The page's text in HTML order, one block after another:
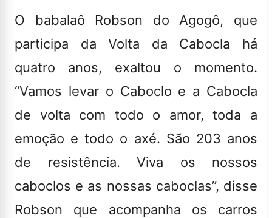
O babalaô Robson do Agogô, que
participa da Volta da Cabocla há
quatro anos, exaltou o momento.
“Vamos levar o Caboclo e a Cabocla
de volta com todo o amor, toda a
emoção e todo o axé. São 203 anos
de resistência. Viva os nossos
caboclos e as nossas caboclas”, disse
Robson que acompanha os carros